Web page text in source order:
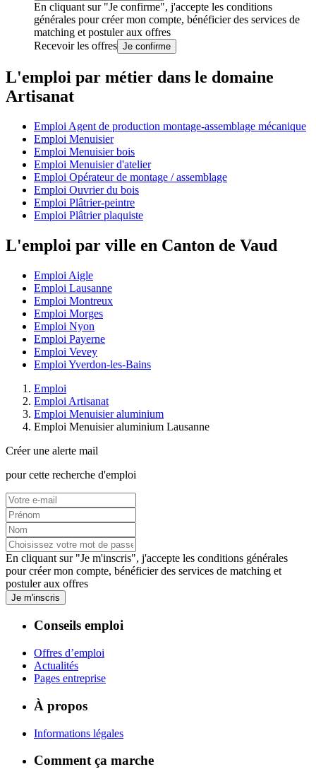
En cliquant sur "Je confirme", j'accepte les conditions
générales pour créer mon compte, bénéficier des services de
matching et postuler aux offres
Recevoir les offres Je confirme
L'emploi par métier dans le domaine
Artisanat
Emploi Agent de production montage-assemblage mécanique
Emploi Menuisier
Emploi Menuisier bois
Emploi Menuisier d'atelier
Emploi Opérateur de montage / assemblage
Emploi Ouvrier du bois
Emploi Plâtrier-peintre
Emploi Plâtrier plaquiste
L'emploi par ville en Canton de Vaud
Emploi Aigle
Emploi Lausanne
Emploi Montreux
Emploi Morges
Emploi Nyon
Emploi Payerne
Emploi Vevey
Emploi Yverdon-les-Bains
Emploi
Emploi Artisanat
Emploi Menuisier aluminium
Emploi Menuisier aluminium Lausanne
Créer une alerte mail
pour cette recherche d'emploi
En cliquant sur "Je m'inscris", j'accepte les conditions générales
pour créer mon compte, bénéficier des services de matching et
postuler aux offres
Je m'inscris
Conseils emploi
Offres d’emploi
Actualités
Pages entreprise
À propos
Informations légales
Comment ça marche